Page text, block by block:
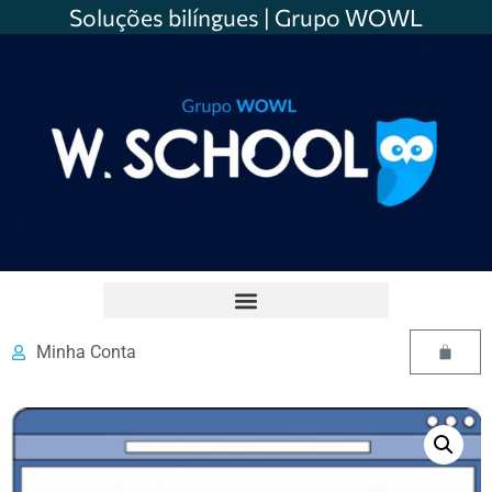
Soluções bilíngues | Grupo WOWL
Minha Conta